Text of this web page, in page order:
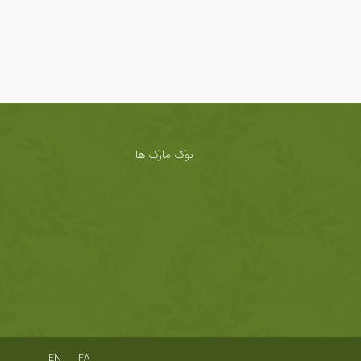
بوک مارک ها